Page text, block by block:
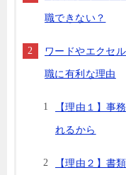
職できない？
ワードやエクセ
職に有利な理由
【理由１】事
れるから
【理由２】書